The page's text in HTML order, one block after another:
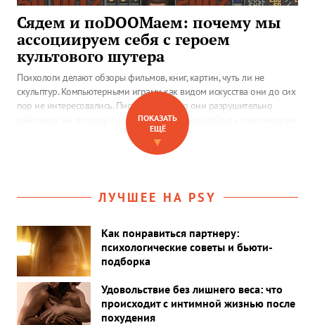
Сядем и поDOOMаем: почему мы
ассоциируем себя с героем
культового шутера
Психологи делают обзоры фильмов, книг, картин, чуть ли не
скульптур. Компьютерными играми как видом искусства они до сих
пор не интересовались. Писали о том, что они разрушительно
действуют на психику. А значит, попытаться разобрать классическую
компьютерную игру с точки зрения психологии — дело новое и
ПОКАЗАТЬ
ЕЩЁ
▼
ЛУЧШЕЕ НА PSY
Как понравиться партнеру:
психологические советы и бьюти-
подборка
Удовольствие без лишнего веса: что
происходит с интимной жизнью после
похудения